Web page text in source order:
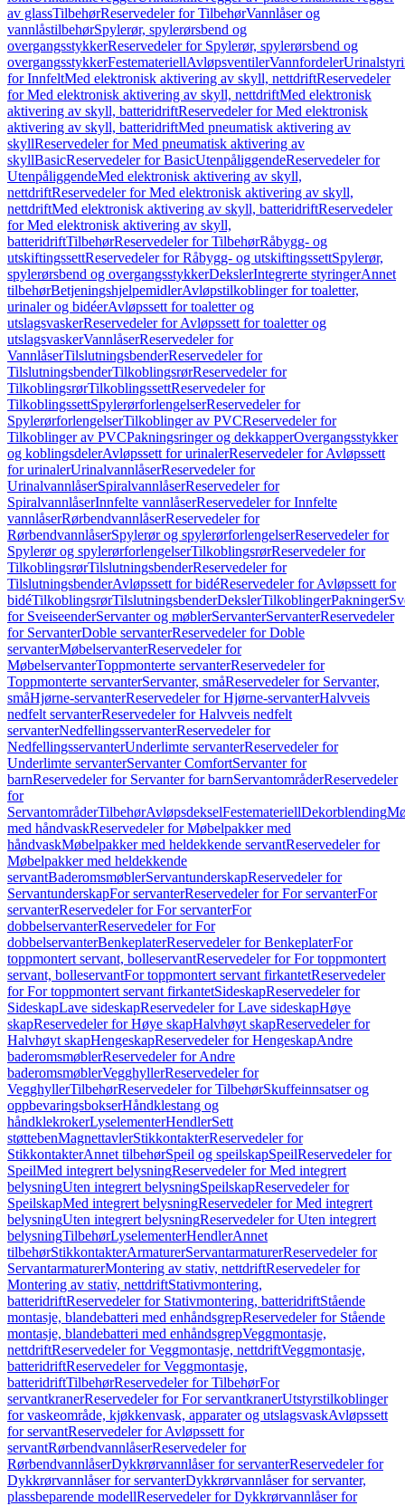
av glassTilbehørReservedeler for TilbehørVannlåser og
vannlåstilbehørSpylerør, spylerørsbend og
overgangsstykkerReservedeler for Spylerør, spylerørsbend og
overgangsstykkerFestemateriellAvløpsventilerVannfordeler
for InnfeltMed elektronisk aktivering av skyll, nettdriftReservedeler
for Med elektronisk aktivering av skyll, nettdriftMed elektronisk
aktivering av skyll, batteridriftReservedeler for Med elektronisk
aktivering av skyll, batteridriftMed pneumatisk aktivering av
skyllReservedeler for Med pneumatisk aktivering av
skyllBasicReservedeler for BasicUtenpåliggendeReservedeler for
UtenpåliggendeMed elektronisk aktivering av skyll,
nettdriftReservedeler for Med elektronisk aktivering av skyll,
nettdriftMed elektronisk aktivering av skyll, batteridriftReservedeler
for Med elektronisk aktivering av skyll,
batteridriftTilbehørReservedeler for TilbehørRåbygg- og
utskiftingssettReservedeler for Råbygg- og utskiftingssettSpylerør,
spylerørsbend og overgangsstykkerDekslerIntegrerte styringerAnnet
tilbehørBetjeningshjelpemidlerAvløpstilkoblinger for toaletter,
urinaler og bidéerAvløpssett for toaletter og
utslagsvaskerReservedeler for Avløpssett for toaletter og
utslagsvaskerVannlåserReservedeler for
VannlåserTilslutningsbenderReservedeler for
TilslutningsbenderTilkoblingsrørReservedeler for
TilkoblingsrørTilkoblingssettReservedeler for
TilkoblingssettSpylerørforlengelserReservedeler for
SpylerørforlengelserTilkoblinger av PVCReservedeler for
Tilkoblinger av PVCPakningsringer og dekkapperOvergangsstykker
og koblingsdelerAvløpssett for urinalerReservedeler for Avløpssett
for urinalerUrinalvannlåserReservedeler for
UrinalvannlåserSpiralvannlåserReservedeler for
SpiralvannlåserInnfelte vannlåserReservedeler for Innfelte
vannlåserRørbendvannlåserReservedeler for
RørbendvannlåserSpylerør og spylerørforlengelserReservedeler for
Spylerør og spylerørforlengelserTilkoblingsrørReservedeler for
TilkoblingsrørTilslutningsbenderReservedeler for
TilslutningsbenderAvløpssett for bidéReservedeler for Avløpssett for
bidéTilkoblingsrørTilslutningsbenderDekslerTilkoblingerPakninger
for SveiseenderServanter og møblerServanterServanterReservedeler
for ServanterDoble servanterReservedeler for Doble
servanterMøbelservanterReservedeler for
MøbelservanterToppmonterte servanterReservedeler for
Toppmonterte servanterServanter, småReservedeler for Servanter,
småHjørne-servanterReservedeler for Hjørne-servanterHalvveis
nedfelt servanterReservedeler for Halvveis nedfelt
servanterNedfellingsservanterReservedeler for
NedfellingsservanterUnderlimte servanterReservedeler for
Underlimte servanterServanter ComfortServanter for
barnReservedeler for Servanter for barnServantområderReservedeler
for
ServantområderTilbehørAvløpsdekselFestemateriellDekorblending
med håndvaskReservedeler for Møbelpakker med
håndvaskMøbelpakker med heldekkende servantReservedeler for
Møbelpakker med heldekkende
servantBaderomsmøblerServantunderskapReservedeler for
ServantunderskapFor servanterReservedeler for For servanterFor
servanterReservedeler for For servanterFor
dobbelservanterReservedeler for For
dobbelservanterBenkeplaterReservedeler for BenkeplaterFor
toppmontert servant, bolleservantReservedeler for For toppmontert
servant, bolleservantFor toppmontert servant firkantetReservedeler
for For toppmontert servant firkantetSideskapReservedeler for
SideskapLave sideskapReservedeler for Lave sideskapHøye
skapReservedeler for Høye skapHalvhøyt skapReservedeler for
Halvhøyt skapHengeskapReservedeler for HengeskapAndre
baderomsmøblerReservedeler for Andre
baderomsmøblerVegghyllerReservedeler for
VegghyllerTilbehørReservedeler for TilbehørSkuffeinnsatser og
oppbevaringsbokserHåndklestang og
håndklekrokerLyselementerHendlerSett
støttebenMagnettavlerStikkontakterReservedeler for
StikkontakterAnnet tilbehørSpeil og speilskapSpeilReservedeler for
SpeilMed integrert belysningReservedeler for Med integrert
belysningUten integrert belysningSpeilskapReservedeler for
SpeilskapMed integrert belysningReservedeler for Med integrert
belysningUten integrert belysningReservedeler for Uten integrert
belysningTilbehørLyselementerHendlerAnnet
tilbehørStikkontakterArmaturerServantarmaturerReservedeler for
ServantarmaturerMontering av stativ, nettdriftReservedeler for
Montering av stativ, nettdriftStativmontering,
batteridriftReservedeler for Stativmontering, batteridriftStående
montasje, blandebatteri med enhåndsgrepReservedeler for Stående
montasje, blandebatteri med enhåndsgrepVeggmontasje,
nettdriftReservedeler for Veggmontasje, nettdriftVeggmontasje,
batteridriftReservedeler for Veggmontasje,
batteridriftTilbehørReservedeler for TilbehørFor
servantkranerReservedeler for For servantkranerUtstyrstilkoblinger
for vaskeområde, kjøkkenvask, apparater og utslagsvaskAvløpssett
for servantReservedeler for Avløpssett for
servantRørbendvannlåserReservedeler for
RørbendvannlåserDykkrørvannlåser for servanterReservedeler for
Dykkrørvannlåser for servanterDykkrørvannlåser for servanter,
plassbeparende modellReservedeler for Dykkrørvannlåser for